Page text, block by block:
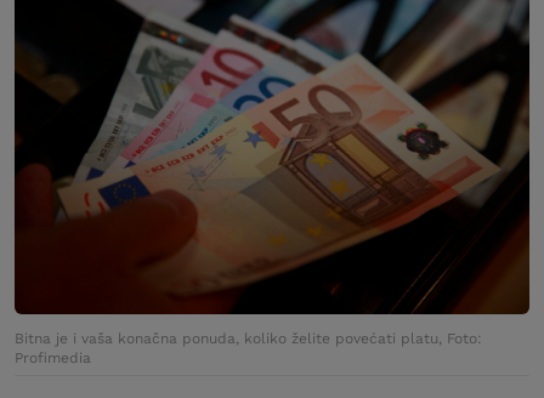
Bitna je i vaša konačna ponuda, koliko želite povećati platu, Foto:
Profimedia